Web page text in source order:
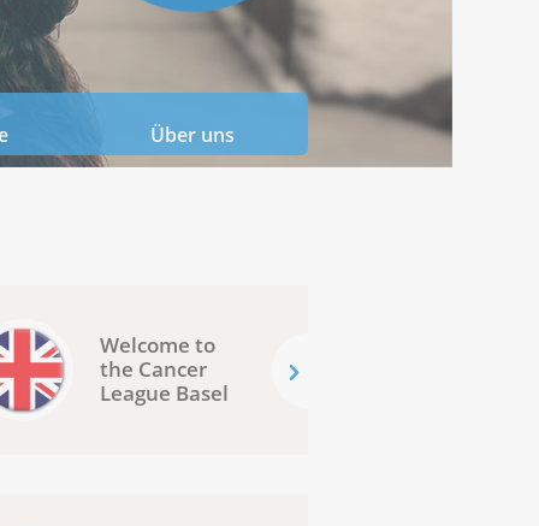
Über uns
Welcome to
the Cancer
League Basel